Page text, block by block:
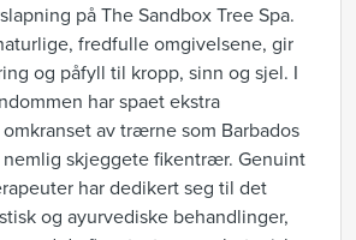
på The Sandbox Tree Spa.
fredfulle omgivelsene, gir
og påfyll til kropp, sinn og sjel. I
har spaet ekstra
av trærne som Barbados
nemlig skjeggete fikentrær. Genuint
har dedikert seg til det
og ayurvediske behandlinger,